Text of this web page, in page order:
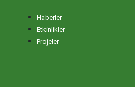
Haberler
Etkinlikler
Projeler